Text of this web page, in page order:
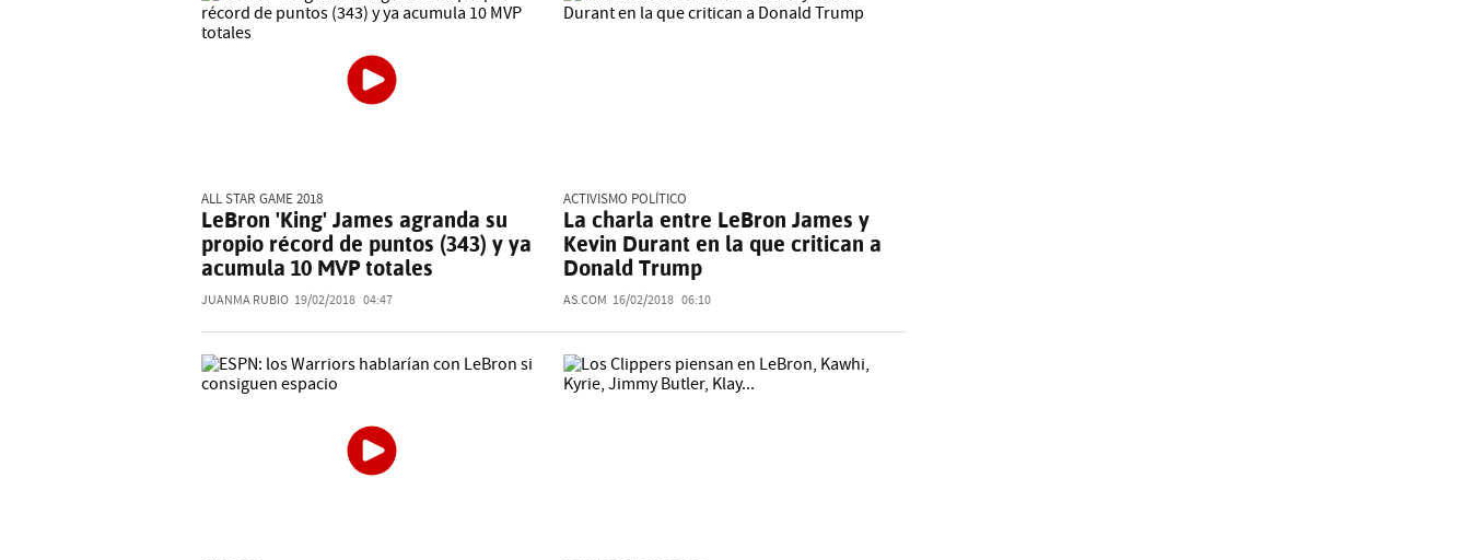
ALL STAR GAME 2018
LeBron 'King' James agranda su
propio récord de puntos (343) y ya
acumula 10 MVP totales
JUANMA RUBIO 19/02/2018 04:47
ACTIVISMO POLÍTICO
La charla entre LeBron James y
Kevin Durant en la que critican a
Donald Trump
AS.COM 16/02/2018 06:10